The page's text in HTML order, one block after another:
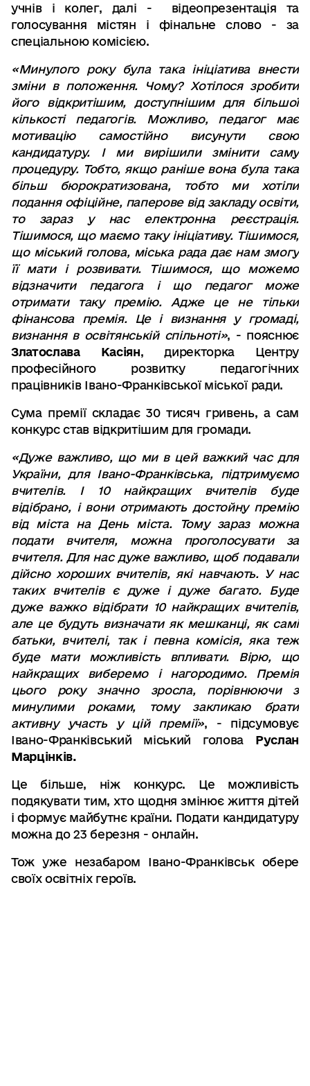
учнів і колег, далі - відеопрезентація та
голосування містян і фінальне слово - за
спеціальною комісією.
«Минулого року була така ініціатива внести
зміни в положення. Чому? Хотілося зробити
його відкритішим, доступнішим для більшої
кількості педагогів. Можливо, педагог має
мотивацію самостійно висунути свою
кандидатуру. І ми вирішили змінити саму
процедуру. Тобто, якщо раніше вона була така
більш бюрократизована, тобто ми хотіли
подання офіційне, паперове від закладу освіти,
то зараз у нас електронна реєстрація.
Тішимося, що маємо таку ініціативу. Тішимося,
що міський голова, міська рада дає нам змогу
її мати і розвивати. Тішимося, що можемо
відзначити педагога і що педагог може
отримати таку премію. Адже це не тільки
фінансова премія. Це і визнання у громаді,
визнання в освітянській спільноті», - пояснює
Златослава Касіян, директорка Центру
професійного розвитку педагогічних
працівників Івано-Франківської міської ради.
Сума премії складає 30 тисяч гривень, а сам
конкурс став відкритішим для громади.
«Дуже важливо, що ми в цей важкий час для
України, для Івано-Франківська, підтримуємо
вчителів. І 10 найкращих вчителів буде
відібрано, і вони отримають достойну премію
від міста на День міста. Тому зараз можна
подати вчителя, можна проголосувати за
вчителя. Для нас дуже важливо, щоб подавали
дійсно хороших вчителів, які навчають. У нас
таких вчителів є дуже і дуже багато. Буде
дуже важко відібрати 10 найкращих вчителів,
але це будуть визначати як мешканці, як самі
батьки, вчителі, так і певна комісія, яка теж
буде мати можливість впливати. Вірю, що
найкращих виберемо і нагородимо. Премія
цього року значно зросла, порівнюючи з
минулими роками, тому закликаю брати
активну участь у цій премії», - підсумовує
Івано-Франківський міський голова Руслан
Марцінків.
Це більше, ніж конкурс. Це можливість
подякувати тим, хто щодня змінює життя дітей
і формує майбутнє країни. Подати кандидатуру
можна до 23 березня - онлайн.
Тож уже незабаром Івано-Франківськ обере
своїх освітніх героїв.